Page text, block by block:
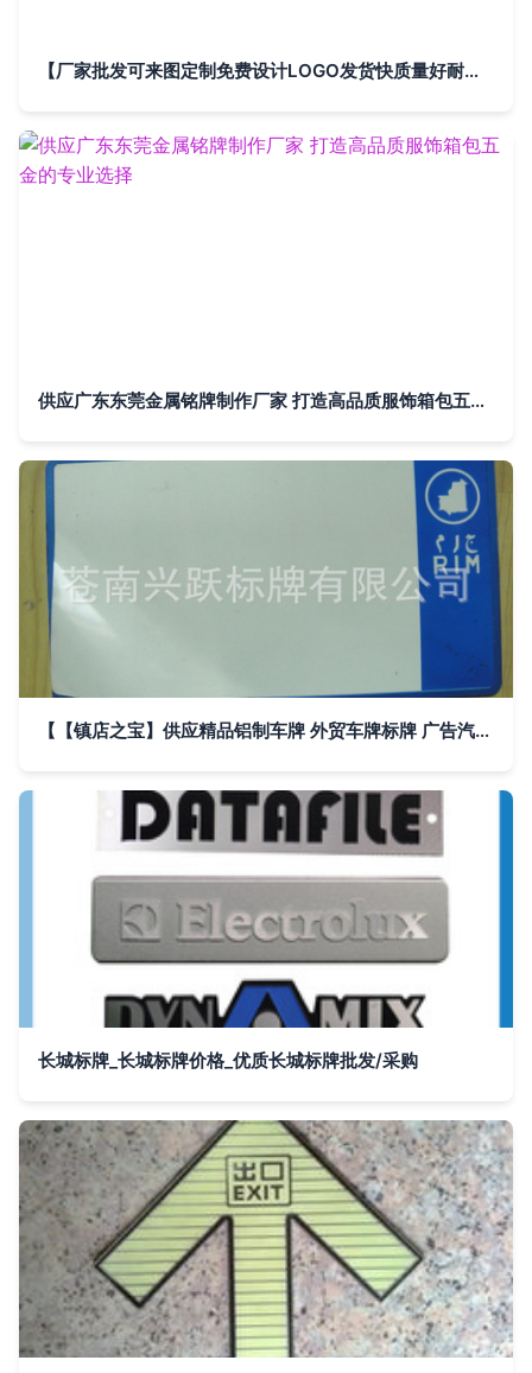
【厂家批发可来图定制免费设计LOGO发货快质量好耐用高档金属标牌】价格,厂家,图片,其他商标、标识产品,温州起源拉链-
供应广东东莞金属铭牌制作厂家 打造高品质服饰箱包五金的专业选择
【【镇店之宝】供应精品铝制车牌 外贸车牌标牌 广告汽车车牌】价格,厂家,图片,铭牌,苍南兴跃标牌-
长城标牌_长城标牌价格_优质长城标牌批发/采购